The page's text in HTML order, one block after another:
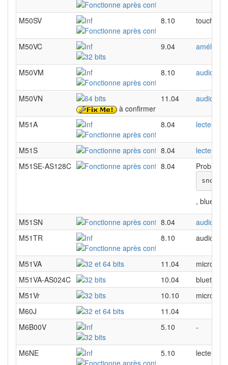
M50SV 8.10 touches
M50VC 9.04
M50VM 8.10 audio
M50VN
à confirmer
11.04 audio
M51A 8.04 lecteur
M51S 8.04
lecteur
M51SE-AS128C
8.04
snd-
,
M51SN 8.04 audio
M51TR
8.10 audio,
M51VA 11.04
micro de
M51VA-AS024C
10.04
bluetooth
M51Vr
10.10
micro de
M60J
11.04
M6B00V
5.10 -
M6NE 5.10 lecteur